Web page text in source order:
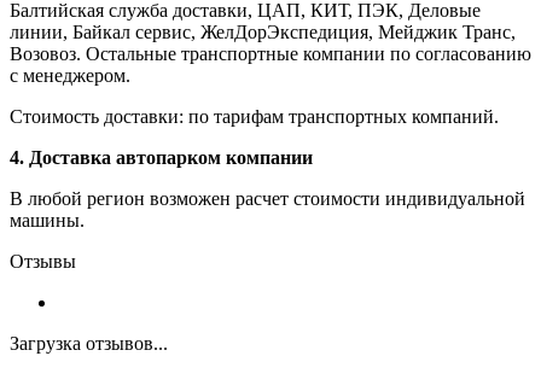
Балтийская служба доставки, ЦАП, КИТ, ПЭК, Деловые
линии, Байкал сервис, ЖелДорЭкспедиция, Мейджик Транс,
Возовоз. Остальные транспортные компании по согласованию
с менеджером.
Стоимость доставки: по тарифам транспортных компаний.
4. Доставка автопарком компании
В любой регион возможен расчет стоимости индивидуальной
машины.
Отзывы
Загрузка отзывов...